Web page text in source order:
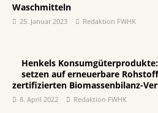
Waschmitteln
25. Januar 2023 Redaktion FWHK
Henkels
setzen auf erneuerbare
zertifizierten Biomassenbilanz-
8. April 2022 Redaktion FWHK